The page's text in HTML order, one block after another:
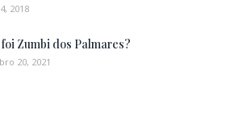
2018
Zumbi dos Palmares?
20, 2021